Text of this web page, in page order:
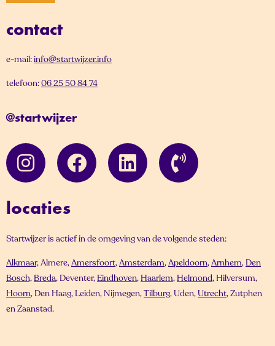
contact
e-mail:info@startwijzer.info
telefoon:06 25 50 84 74
@startwijzer
locaties
Startwijzer is actief in de omgeving van de volgende steden:
Alkmaar,Almere,Amersfoort,Amsterdam,Apeldoorn,Arnhem, Den
Bosch, Breda, Deventer, Eindhoven, Haarlem, Helmond, Hilversum,
Hoorn, Den Haag, Leiden, Nijmegen,Tilburg, Uden,Utrecht, Zutphen
en Zaanstad.